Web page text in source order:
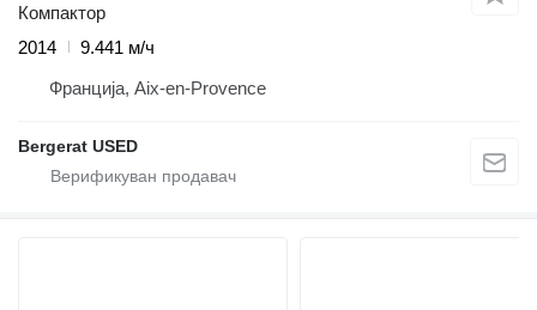
Компактор
2014
9.441 м/ч
Франција, Aix-en-Provence
Bergerat USED